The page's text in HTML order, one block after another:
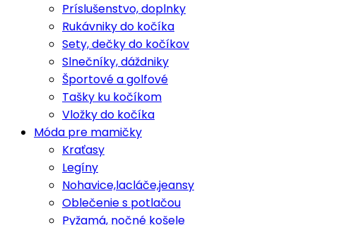
Príslušenstvo, doplnky
Rukávniky do kočíka
Sety, dečky do kočíkov
Slnečníky, dáždniky
Športové a golfové
Tašky ku kočíkom
Vložky do kočíka
Móda pre mamičky
Kraťasy
Legíny
Nohavice,lacláče,jeansy
Oblečenie s potlačou
Pyžamá, nočné košele